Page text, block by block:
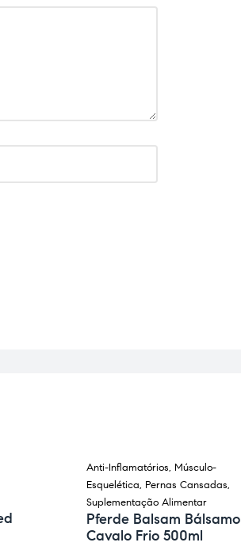
Anti-Inflamatórios, Músculo-
Esquelética, Pernas Cansadas,
Suplementação Alimentar
Pferde Balsam Bálsamo
Cavalo Frio 500ml